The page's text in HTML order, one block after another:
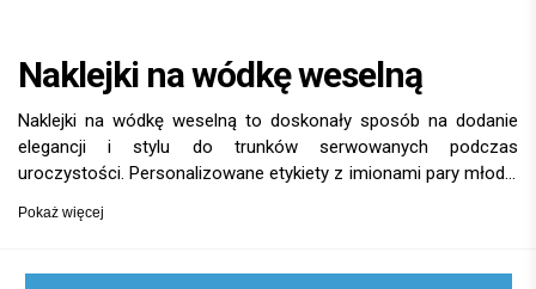
Naklejki na wódkę weselną
Naklejki na wódkę weselną to doskonały sposób na dodanie
elegancji i stylu do trunków serwowanych podczas
uroczystości. Personalizowane etykiety z imionami pary młodej
elementem dekoracyjnym. Naklejki te nie tylko przyciągają
gości.
Pokaż więcej